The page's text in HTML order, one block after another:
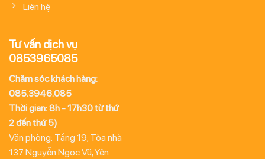
Liên hệ
Tư vấn dịch vụ
0853965085
Chăm sóc khách hàng:
085.3946.085
Thời gian: 8h - 17h30 từ thứ
2 đến thứ 5)
Văn phòng: Tầng 19, Tòa nhà
137 Nguyễn Ngọc Vũ, Yên